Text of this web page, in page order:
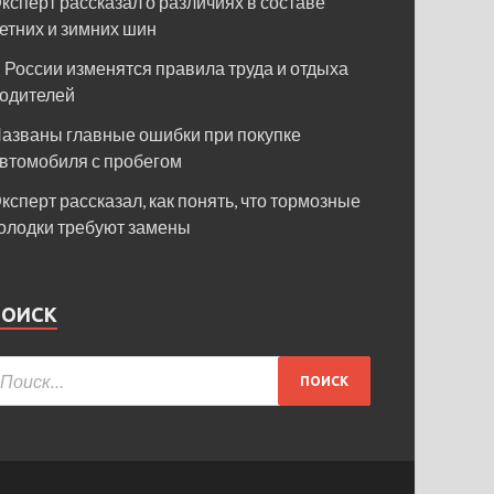
и зимних шин
России изменятся правила труда и отдыха
главные ошибки при покупке
с пробегом
рассказал, как понять, что тормозные
требуют замены